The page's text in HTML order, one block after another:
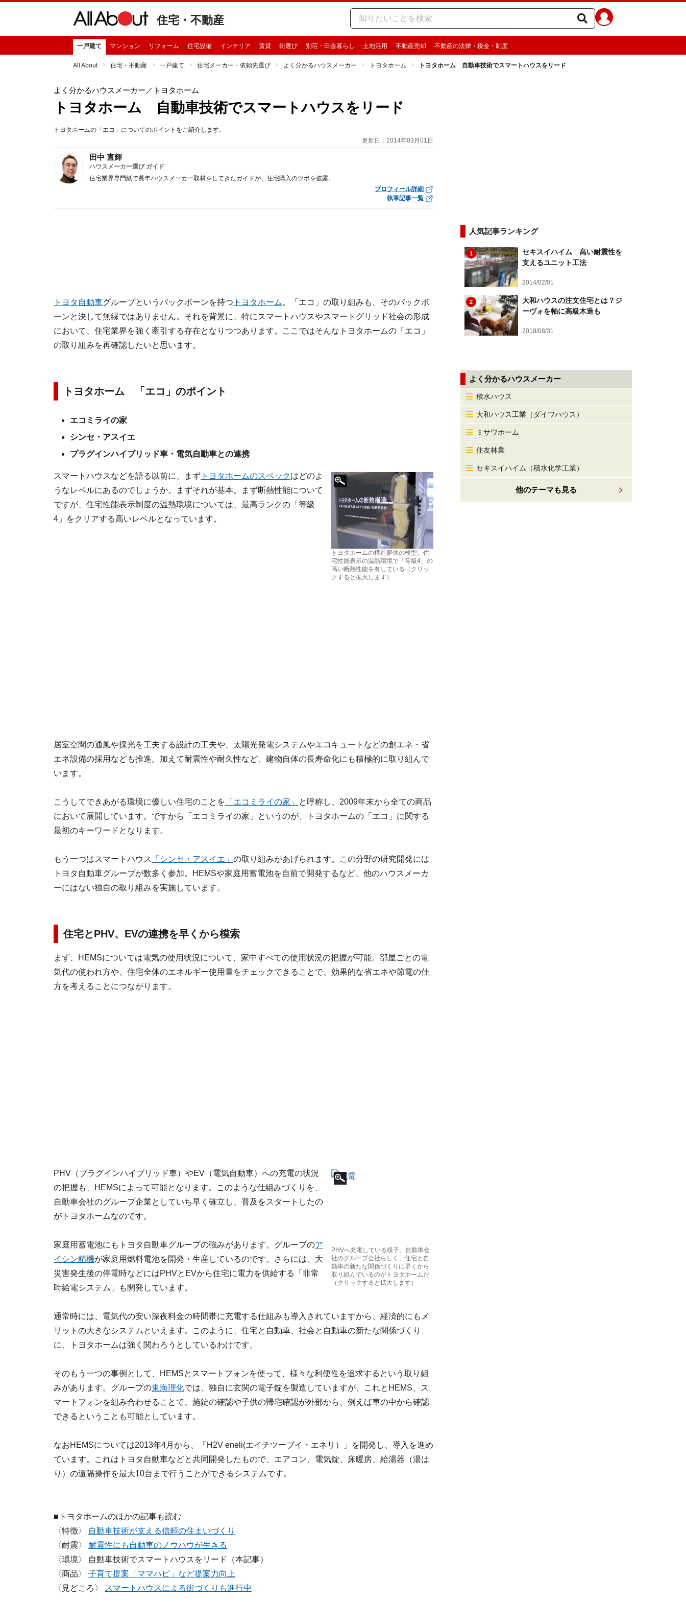
住宅・不動産
一戸建て マンション リフォーム 住宅設備 インテリア 賃貸 街選び 別荘・田舎暮らし 土地活用 不動産売却 不動産の法律・税金・制度
All About 住宅・不動産 一戸建て 住宅メーカー・依頼先選び よく分かるハウスメーカー トヨタホーム トヨタホーム 自動車技術でスマートハウスをリード
よく分かるハウスメーカー ／トヨタホーム
トヨタホーム 自動車技術でスマートハウスをリード
トヨタホームの「エコ」についてのポイントをご紹介します。
更新日：2014年03月01日
田中 直輝
ハウスメーカー選び ガイド
住宅業界専門紙で長年ハウスメーカー取材をしてきたガイドが、住宅購入のツボを披露。
プロフィール詳細
執筆記事一覧
トヨタ自動車グループというバックボーンを持つ トヨタホーム 。「エコ」の取り組みも、そのバックボ
ーンと決して無縁ではありません。それを背景に、特にスマートハウスやスマートグリッド社会の形成
において、住宅業界を強く牽引する存在となりつつあります。ここではそんなトヨタホームの「エコ」
の取り組みを再確認したいと思います。
トヨタホーム 「エコ」のポイント
エコミライの家
シンセ・アスイエ
プラグインハイブリッド車・電気自動車との連携
トヨタホームの構造躯体の模型。住
宅性能表示の温熱環境で「等級4」の
高い断熱性能を有している（クリッ
クすると拡大します）
スマートハウスなどを語る以前に、まず トヨタホームのスペックはどのよ
うなレベルにあるのでしょうか。まずそれが基本。まず断熱性能について
ですが、住宅性能表示制度の温熱環境については、最高ランクの「等級
4」をクリアする高いレベルとなっています。
居室空間の通風や採光を工夫する設計の工夫や、太陽光発電システムやエコキュートなどの創エネ・省
エネ設備の採用なども推進。加えて耐震性や耐久性など、建物自体の長寿命化にも積極的に取り組んで
います。
こうしてできあがる環境に優しい住宅のことを 「エコミライの家」
と呼称し、2009年末から全ての商品
において展開しています。ですから「エコミライの家」というのが、トヨタホームの「エコ」に関する
最初のキーワードとなります。
もう一つはスマートハウス 「シンセ・アスイエ」 の取り組みがあげられます。この分野の研究開発には
トヨタ自動車グループが数多く参加。HEMSや家庭用蓄電池を自前で開発するなど、他のハウスメーカ
ーにはない独自の取り組みを実施しています。
住宅とPHV、EVの連携を早くから模索
まず、HEMSについては電気の使用状況について、家中すべての使用状況の把握が可能。部屋ごとの電
気代の使われ方や、住宅全体のエネルギー使用量をチェックできることで、効果的な省エネや節電の仕
方を考えることにつながります。
PHVへ充電している様子。自動車会
社のグループ会社らしく、住宅と自
動車の新たな関係づくりに早くから
取り組んでいるのがトヨタホームだ
（クリックすると拡大します）
PHV（プラグインハイブリッド車）やEV（電気自動車）への充電の状況
の把握も、HEMSによって可能となります。このような仕組みづくりを、
自動車会社のグループ企業としていち早く確立し、普及をスタートしたの
がトヨタホームなのです。
家庭用蓄電池にもトヨタ自動車グループの強みがあります。グループのア
イシン精機が家庭用燃料電池を開発・生産しているのです。さらには、大
災害発生後の停電時などにはPHVとEVから住宅に電力を供給する「非常
時給電システム」も開発しています。
通常時には、電気代の安い深夜料金の時間帯に充電する仕組みも導入されていますから、経済的にもメ
リットの大きなシステムといえます。このように、住宅と自動車、社会と自動車の新たな関係づくり
に、トヨタホームは強く関わろうとしているわけです。
そのもう一つの事例として、HEMSとスマートフォンを使って、様々な利便性を追求するという取り組
みがあります。グループの東海理化では、独自に玄関の電子錠を製造していますが、これとHEMS、ス
マートフォンを組み合わせることで、施錠の確認や子供の帰宅確認が外部から、例えば車の中から確認
できるということも可能としています。
なおHEMSについては2013年4月から、「H2V eneli(エイチツーブイ・エネリ）」を開発し、導入を進め
ています。これはトヨタ自動車などと共同開発したもので、エアコン、電気錠、床暖房、給湯器（湯は
り）の遠隔操作を最大10台まで行うことができるシステムです。
■トヨタホームのほかの記事も読む
〈特徴〉
自動車技術が支える信頼の住まいづくり
〈耐震〉 耐震性にも自動車のノウハウが生きる
〈環境〉 自動車技術でスマートハウスをリード（本記事）
〈商品〉 子育て提案「ママハピ」など提案力向上
〈見どころ〉
スマートハウスによる街づくりも進行中
人気記事ランキング
1
セキスイハイム 高い耐震性を
支えるユニット工法
2014/02/01
2
大和ハウスの注文住宅とは？ジ
ーヴォを軸に高級木造も
2018/08/31
よく分かるハウスメーカー
積水ハウス
大和ハウス工業（ダイワハウス）
ミサワホーム
住友林業
セキスイハイム（積水化学工業）
他のテーマも見る